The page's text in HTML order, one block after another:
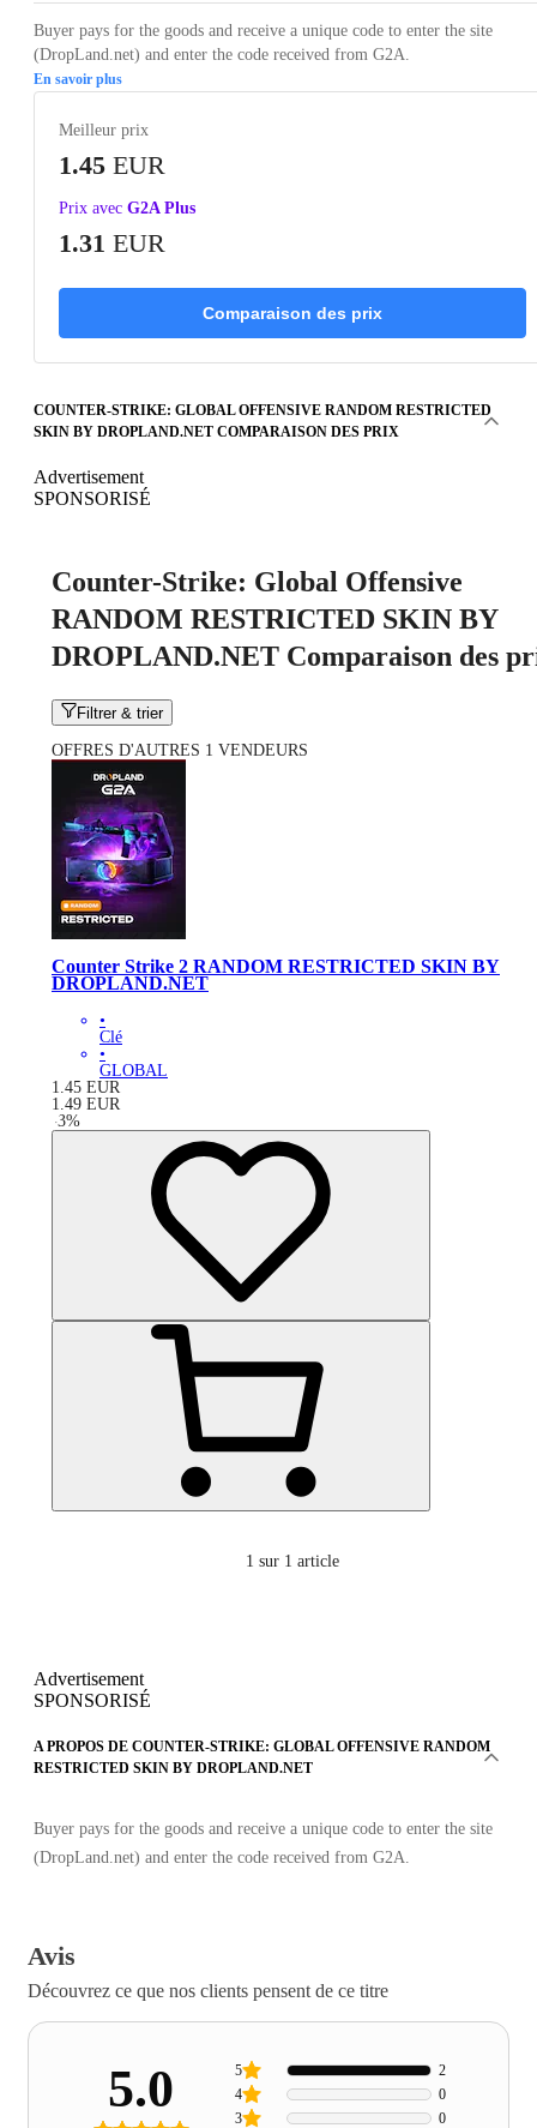
Buyer pays for the goods and receive a unique code to enter the site
(DropLand.net) and enter the code received from G2A.
En savoir plus
Meilleur prix
1.45 EUR
Prix avec G2A Plus
1.31 EUR
Comparaison des prix
COUNTER-STRIKE: GLOBAL OFFENSIVE RANDOM RESTRICTED
SKIN BY DROPLAND.NET COMPARAISON DES PRIX
Advertisement
SPONSORISÉ
Counter-Strike: Global Offensive
RANDOM RESTRICTED SKIN BY
DROPLAND.NET Comparaison des
Filtrer & trier
OFFRES D'AUTRES 1 VENDEURS
Counter Strike 2 RANDOM RESTRICTED SKIN BY
DROPLAND.NET
•
Clé
•
GLOBAL
1.45 EUR
1.49 EUR
-3%
1 sur 1 article
Advertisement
SPONSORISÉ
A PROPOS DE COUNTER-STRIKE: GLOBAL OFFENSIVE RANDOM
RESTRICTED SKIN BY DROPLAND.NET
Buyer pays for the goods and receive a unique code to enter the site
(DropLand.net) and enter the code received from G2A.
Avis
Découvrez ce que nos clients pensent de ce titre
5.0 3 0
4 0
5 2